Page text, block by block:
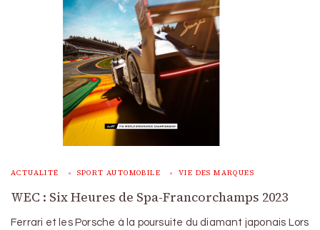
ACTUALITÉ SPORT AUTOMOBILE VIE DES MARQUES
WEC : Six Heures de Spa-Francorchamps 2023
Ferrari et les Porsche à la poursuite du diamant japonais Lors